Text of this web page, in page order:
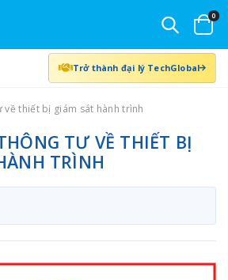
0
Trở thành đại lý TechGlobal
về thiết bị giám sát hành trình
TƯ VỀ THIẾT BỊ
TRÌNH